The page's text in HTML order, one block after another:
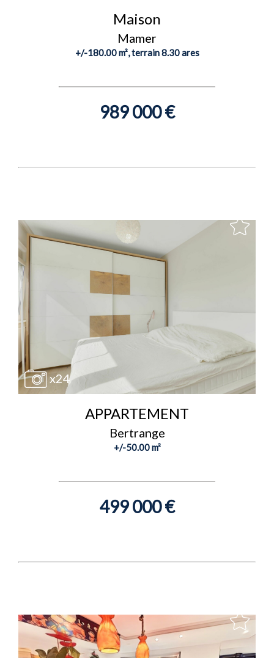
Maison
Mamer
+/-180.00 m², terrain 8.30 ares
989 000 €
x24
APPARTEMENT
Bertrange
+/-50.00 m²
499 000 €